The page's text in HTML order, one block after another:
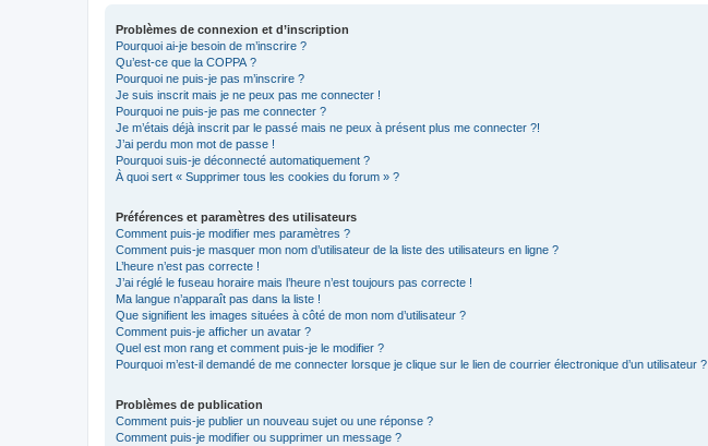
Problèmes de connexion et d’inscription
Pourquoi ai-je besoin de m’inscrire ?
Qu’est-ce que la COPPA ?
Pourquoi ne puis-je pas m’inscrire ?
Je suis inscrit mais je ne peux pas me connecter !
Pourquoi ne puis-je pas me connecter ?
Je m’étais déjà inscrit par le passé mais ne peux à présent plus me connecter ?!
J’ai perdu mon mot de passe !
Pourquoi suis-je déconnecté automatiquement ?
À quoi sert « Supprimer tous les cookies du forum » ?
Préférences et paramètres des utilisateurs
Comment puis-je modifier mes paramètres ?
Comment puis-je masquer mon nom d’utilisateur de la liste des utilisateurs en ligne ?
L’heure n’est pas correcte !
J’ai réglé le fuseau horaire mais l’heure n’est toujours pas correcte !
Ma langue n’apparaît pas dans la liste !
Que signifient les images situées à côté de mon nom d’utilisateur ?
Comment puis-je afficher un avatar ?
Quel est mon rang et comment puis-je le modifier ?
Pourquoi m’est-il demandé de me connecter lorsque je clique sur le lien de courrier électronique d’un utilisateur ?
Problèmes de publication
Comment puis-je publier un nouveau sujet ou une réponse ?
Comment puis-je modifier ou supprimer un message ?